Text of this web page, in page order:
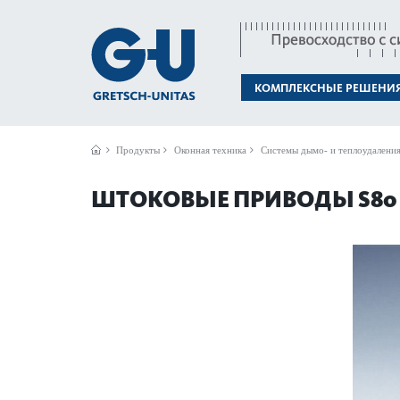
КОМПЛЕКСНЫЕ
Продукты Оконная техника Системы дымо- и теплоудаления
ШТОКОВЫЕ ПРИВОДЫ S80